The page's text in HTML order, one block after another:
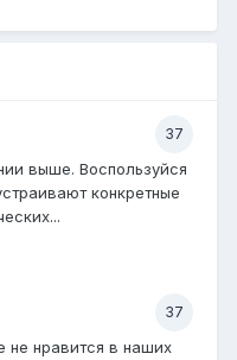
37
выше. Воспользуйся
конкретные
37
не нравится в наших